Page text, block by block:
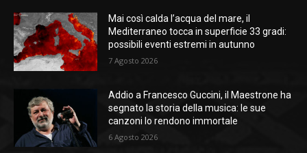
Mai così calda l’acqua del mare, il
Mediterraneo tocca in superficie 33 gradi:
possibili eventi estremi in autunno
7 Agosto 2026
Addio a Francesco Guccini, il Maestrone ha
segnato la storia della musica: le sue
canzoni lo rendono immortale
6 Agosto 2026